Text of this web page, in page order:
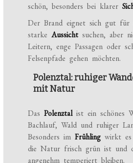
schön, besonders bei klarer
Der Brand eignet sich gut für
starkeAussicht suchen, aber
Leitern, enge Passagen oder
Felsenpfade gehen möchten.
Polenztal: ruhiger
mit Natur
DasPolenztalist ein schönes
Bachlauf, Wald und ruhiger
Besonders imFrühling wirkt
die Natur frisch grün ist und
angenehm temperiert bleiben.